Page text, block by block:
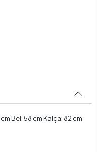
Bel: 58 cm Kalça: 82 cm